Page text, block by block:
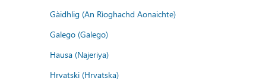
Gàidhlig (An Rìoghachd Aonaichte)
Galego (Galego)
Hausa (Najeriya)
Hrvatski (Hrvatska)